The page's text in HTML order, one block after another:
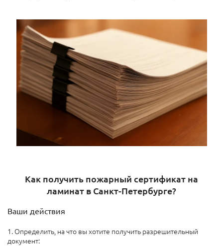
Как получить пожарный сертификат на
ламинат в Санкт-Петербурге?
Ваши действия
1. Определить, на что вы хотите получить разрешительный
документ: